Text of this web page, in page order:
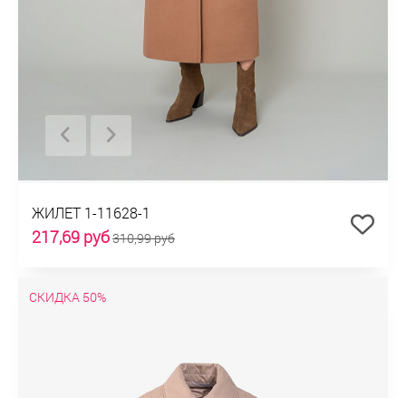
ЖИЛЕТ 1-11628-1
217,69 руб310,99 руб
СКИДКА 50%